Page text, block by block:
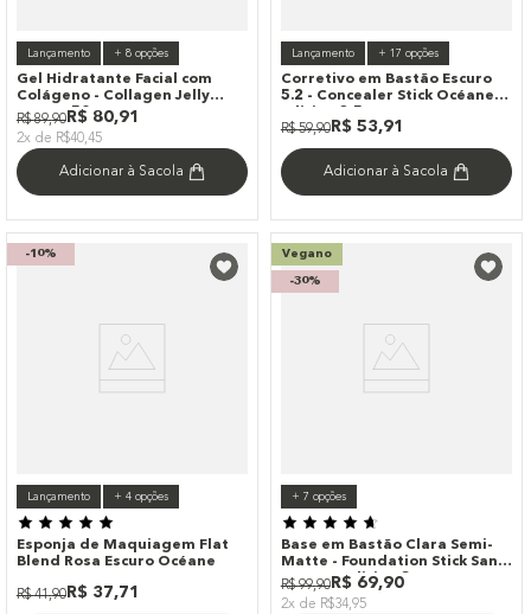
Lançamento + 8opções
Gel Hidratante Facial com
Colágeno - Collagen Jelly
Cream 50g
R$ 89,90R$ 80,91
2x de R$40,45
Adicionar à Sacola
Lançamento + 17 opções
Corretivo em Bastão Escuro
5.2 - Concealer Stick Océane
R$ 59,90R$ 53,91
Adicionar à Sacola
-10%
Lançamento + 4opções
Esponja de Maquiagem Flat
Blend Rosa Escuro Océane
R$ 41,90R$ 37,71
Vegano
-30%
+ 7 opções
Base em Bastão Clara Semi-
Matte - Foundation Stick Sand
Océane Edition 8g
R$ 99,90R$ 69,90
2x de R$34,95